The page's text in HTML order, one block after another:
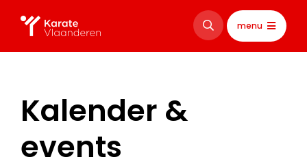
menu
Kalender &
events